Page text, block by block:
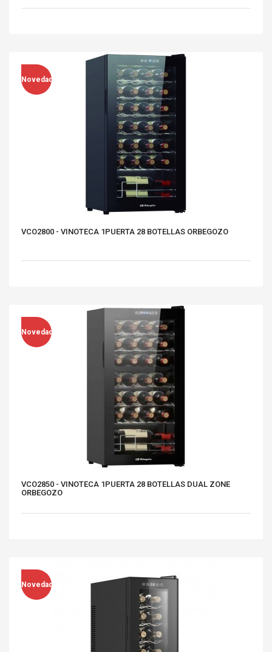
Novedad
VCO2800 - VINOTECA 1PUERTA 28 BOTELLAS ORBEGOZO
Novedad
VCO2850 - VINOTECA 1PUERTA 28 BOTELLAS DUAL ZONE
ORBEGOZO
Novedad